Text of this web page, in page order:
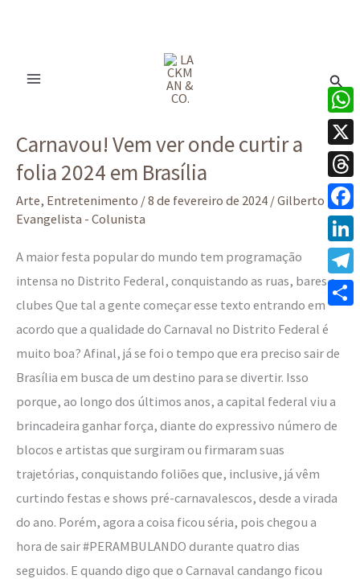
Carnavou! Vem ver onde curtir a
folia 2024 em Brasília
Arte, Entretenimento /8 de fevereiro de 2024 /Gilberto
Evangelista - Colunista
A maior festa popular do mundo tem programação
intensa no Distrito Federal, conquistando as ruas, bares e
clubes Que tal a gente começar esse texto entrando em
acordo que a qualidade do Carnaval no Distrito Federal é
muito boa? Afinal, já se foi o tempo que era preciso sair de
Brasília em busca de um destino para se divertir. Isso
porque, ao longo dos últimos anos, a capital federal viu a
brincadeira ganhar força, diante do expressivo número de
blocos e artistas que surgiram ou firmaram suas
trajetórias, conquistando foliões que, inclusive, já vêm
curtindo festas e shows pré-carnavalescos, desde a virada
do ano. Porém, agora a coisa ficou séria, pois chegou a
hora de sair #PERAMBULANDO durante quatro dias
seguidos. E quando digo que o Carnaval candango ficou
Vem
ver
onde
curtir
folia
2024
em
Brasília
X